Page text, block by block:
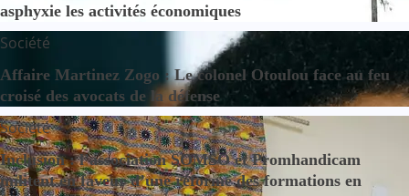
asphyxie les activités économiques
Société
Affaire Martinez Zogo : Le colonel Otoulou face au feu
croisé des avocats de la défense
Société
Inclusion : l’association SOMSO et Promhandicam
militent en faveur d’une réforme des formations en